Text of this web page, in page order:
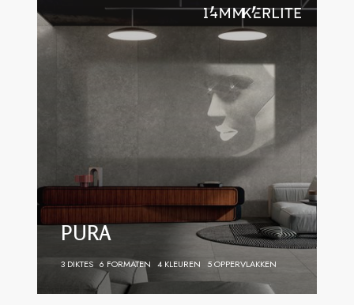
PURA
3 DIKTES 6 FORMATEN 4 KLEUREN 5 OPPERVLAKKEN